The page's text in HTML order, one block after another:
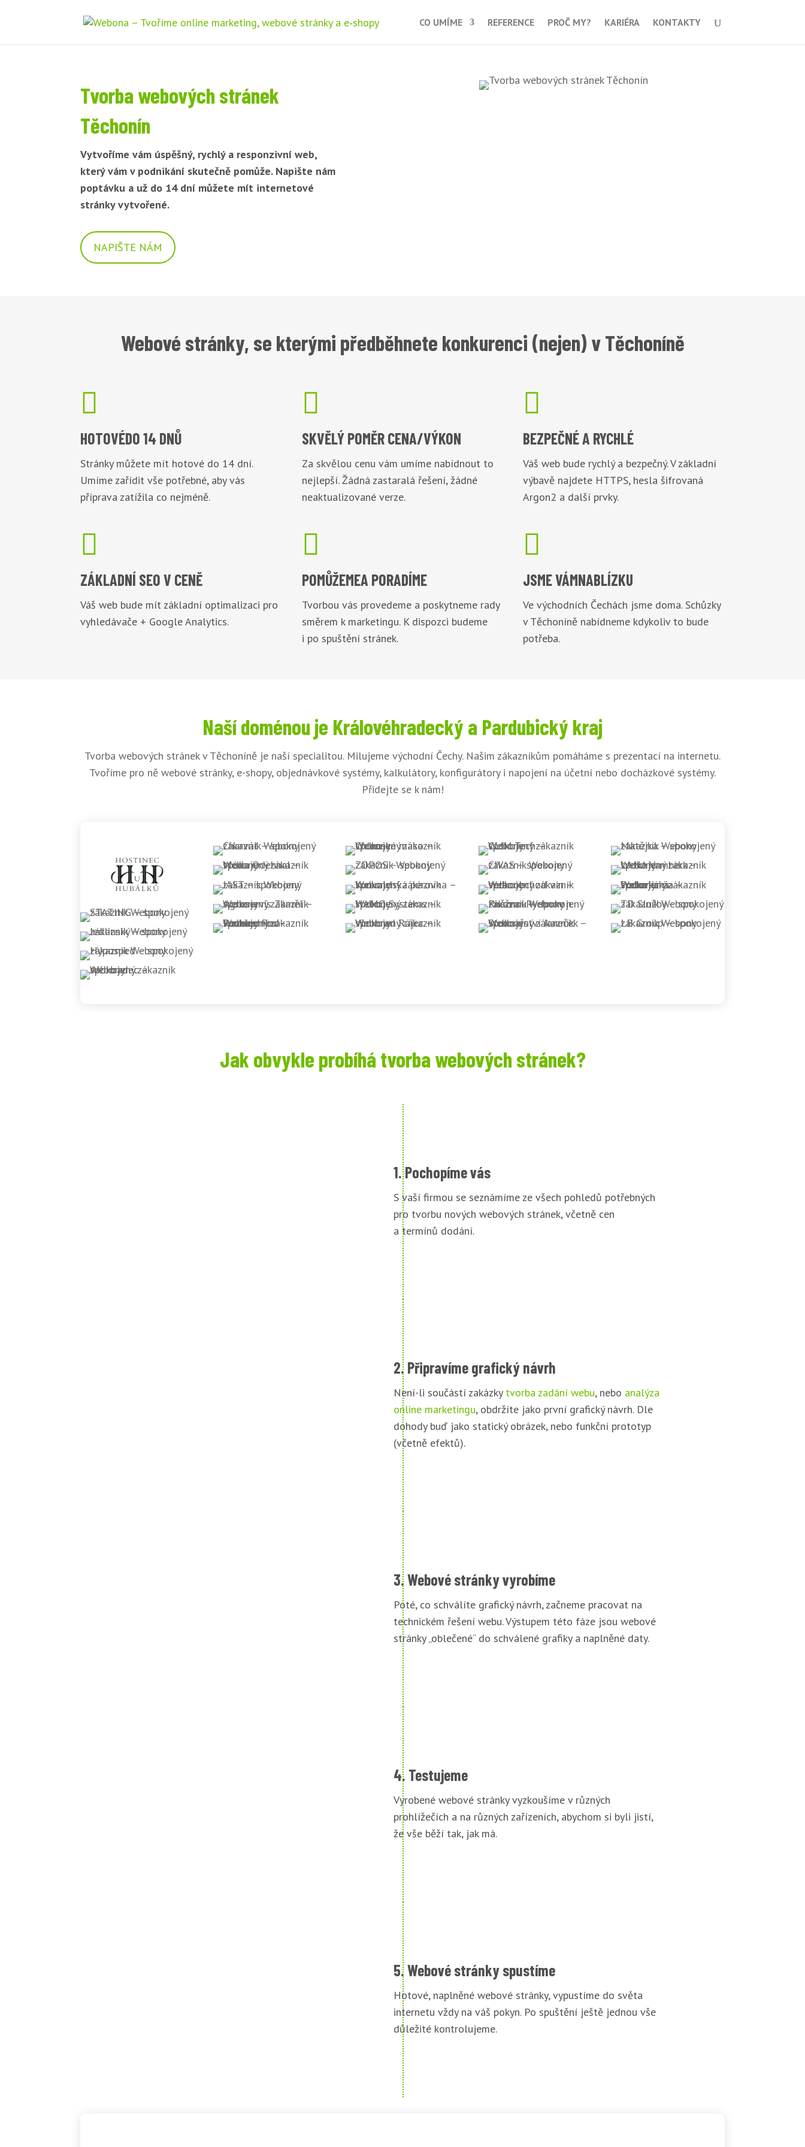
CO UMÍME REFERENCE PROČ MY? KARIÉRA KONTAKTY
Tvorba webových stránek
Těchonín
Vytvoříme vám úspěšný, rychlý a responzivní web,
který vám v podnikání skutečně pomůže. Napište nám
poptávku a už do 14 dní můžete mít internetové
stránky vytvořené.
NAPIŠTE NÁM
Webové stránky, se kterými předběhnete konkurenci (nejen) v Těchoníně

HOTOVÉDO 14 DNŮ
Stránky můžete mít hotové do 14 dní.
Umíme zařídit vše potřebné, aby vás
příprava zatížila co nejméně.

SKVĚLÝ POMĚRCENA/VÝKON
Za skvělou cenu vám umíme nabídnout to
nejlepší. Žádná zastaralá řešení, žádné
neaktualizované verze.

BEZPEČNÉA RYCHLÉ
Váš web bude rychlý a bezpečný. V základní
výbavě najdete HTTPS, hesla šifrovaná
Argon2 a další prvky.

ZÁKLADNÍ SEO V CENĚ
Váš web bude mít základní optimalizaci pro
vyhledávače + Google Analytics.

POMŮŽEMEA PORADÍME
Tvorbou vás provedeme a poskytneme rady
směrem k marketingu. K dispozci budeme
i po spuštění stránek.

JSME VÁMNABLÍZKU
Ve východních Čechách jsme doma. Schůzky
v Těchoníně nabídneme kdykoliv to bude
potřeba.
Naší doménou je Královéhradecký a Pardubický kraj
Tvorba webových stránek v Těchoníně je naší specialitou. Milujeme východní Čechy. Našim zákazníkům pomáháme s prezentací na internetu.
Tvoříme pro ně webové stránky, e-shopy, objednávkové systémy, kalkulátory, konfigurátory i napojení na účetní nebo docházkové systémy.
Přidejte se k nám!
Jak obvykle probíhá tvorba webových stránek?
1. Pochopíme vás
S vaší firmou se seznámíme ze všech pohledů potřebných
pro tvorbu nových webových stránek, včetně cen
a termínů dodání.
2. Připravíme grafický návrh
Není-li součástí zakázky tvorba zadání webu, nebo analýza
online marketingu, obdržíte jako první grafický návrh. Dle
dohody buď jako statický obrázek, nebo funkční prototyp
(včetně efektů).
3. Webové stránky vyrobíme
Poté, co schválíte grafický návrh, začneme pracovat na
technickém řešení webu. Výstupem této fáze jsou webové
stránky „oblečené“ do schválené grafiky a naplněné daty.
4. Testujeme
Vyrobené webové stránky vyzkoušíme v různých
prohlížečích a na různých zařízeních, abychom si byli jistí,
že vše běží tak, jak má.
5. Webové stránky spustíme
Hotové, naplněné webové stránky, vypustíme do světa
internetu vždy na váš pokyn. Po spuštění ještě jednou vše
důležité kontrolujeme.